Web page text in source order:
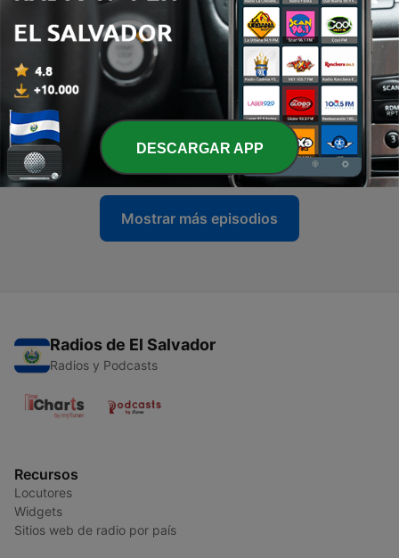
2024.12.15 - Exodul 7v14-25 - Mihai Andrei
15 dic. 2024
11 - 2024.12.01 - Exodul 7v8-13 - Laurentiu
Teodorescu
01 dic. 2024
10 - 2024.11.17 - Exodul 6v14-7v7 - Cristian Titirisca
17 nov. 2024
Mostrar más episodios
Radios de El Salvador
Radios y Podcasts
Recursos
Locutores
Widgets
Sitios web de radio por país
DESCARGAR APP